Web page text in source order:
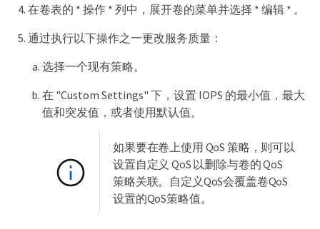
在卷表的 * 操作 * 列中，展开卷的菜单并选择 * 编辑 * 。
通过执行以下操作之一更改服务质量：
选择一个现有策略。
在 "Custom Settings" 下，设置 IOPS 的最小值，最大
值和突发值，或者使用默认值。
如果要在卷上使用 QoS 策略，则可以
设置自定义 QoS 以删除与卷的 QoS
策略关联。自定义QoS会覆盖卷QoS
设置的QoS策略值。